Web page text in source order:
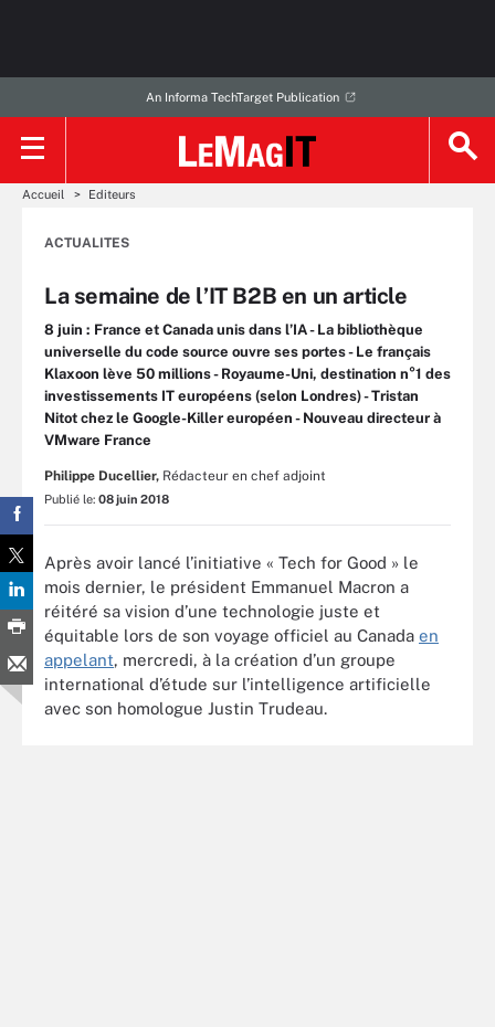
An Informa TechTarget Publication
Accueil Editeurs
ACTUALITES
La semaine de l’IT B2B en un article
8 juin : France et Canada unis dans l’IA - La bibliothèque
universelle du code source ouvre ses portes - Le français
Klaxoon lève 50 millions - Royaume-Uni, destination n°1 des
investissements IT européens (selon Londres) - Tristan
Nitot chez le Google-Killer européen - Nouveau directeur à
VMware France
Philippe Ducellier, Rédacteur en chef adjoint
Publié le: 08 juin 2018
Après avoir lancé l’initiative « Tech for Good » le
mois dernier, le président Emmanuel Macron a
réitéré sa vision d’une technologie juste et
équitable lors de son voyage officiel au Canada en
appelant, mercredi, à la création d’un groupe
international d’étude sur l’intelligence artificielle
avec son homologue Justin Trudeau.